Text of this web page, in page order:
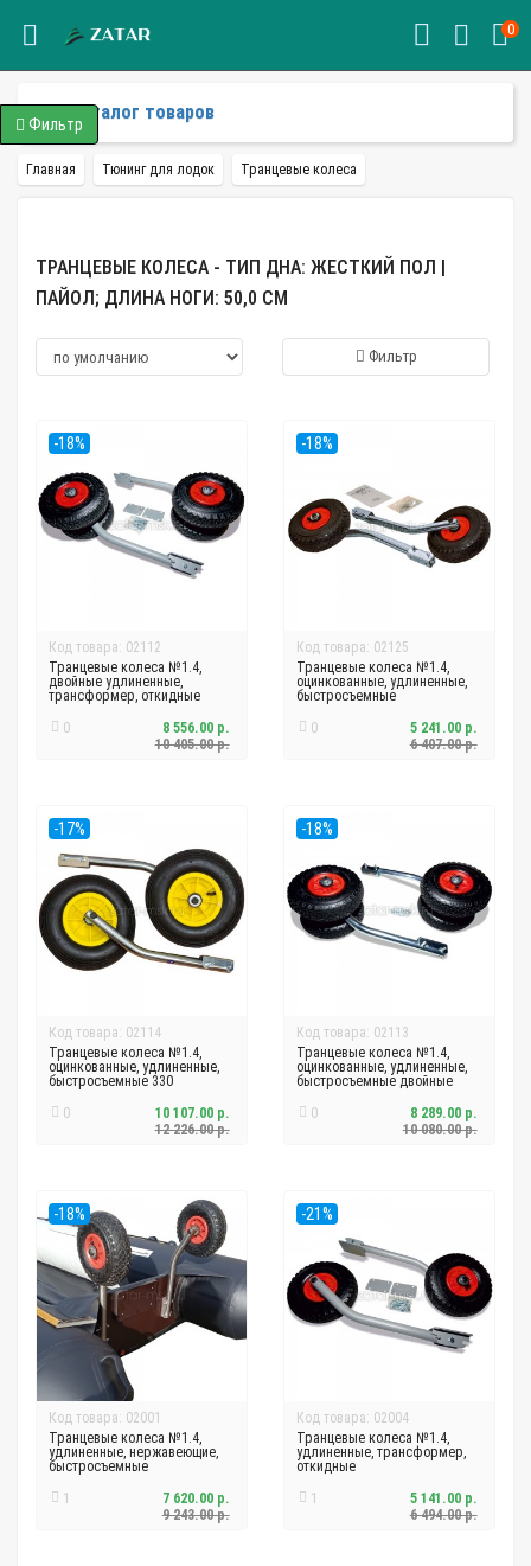
0
Каталог товаров
Главная Тюнинг для лодок Транцевые колеса
ТРАНЦЕВЫЕ КОЛЕСА - ТИП ДНА: ЖЕСТКИЙ ПОЛ |
ПАЙОЛ; ДЛИНА НОГИ: 50,0 СМ
Фильтр
-18%
Код товара: 02112
Транцевые колеса №1.4,
двойные удлиненные,
трансформер, откидные
0
10 405.00 р.
8 556.00 р.
-18%
Код товара: 02125
Транцевые колеса №1.4,
оцинкованные, удлиненные,
быстросъемные
0
6 407.00 р.
5 241.00 р.
-17%
Код товара: 02114
Транцевые колеса №1.4,
оцинкованные, удлиненные,
быстросъемные 330
0
12 226.00 р.
10 107.00 р.
-18%
Код товара: 02113
Транцевые колеса №1.4,
оцинкованные, удлиненные,
быстросъемные двойные
0
10 080.00 р.
8 289.00 р.
-18%
Код товара: 02001
Транцевые колеса №1.4,
удлиненные, нержавеющие,
быстросъемные
1
9 243.00 р.
7 620.00 р.
-21%
Код товара: 02004
Транцевые колеса №1.4,
удлиненные, трансформер,
откидные
1
6 494.00 р.
5 141.00 р.
Фильтр